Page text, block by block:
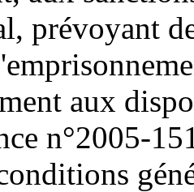
prévoyant
aux
n°2005-